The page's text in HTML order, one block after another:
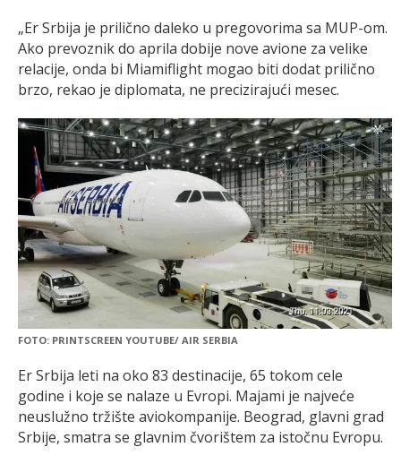
„Er Srbija je prilično daleko u pregovorima sa MUP-om.
Ako prevoznik do aprila dobije nove avione za velike
relacije, onda bi Miamiflight mogao biti dodat prilično
brzo, rekao je diplomata, ne precizirajući mesec.
FOTO: PRINTSCREEN YOUTUBE/ AIR SERBIA
Er Srbija leti na oko 83 destinacije, 65 tokom cele
godine i koje se nalaze u Evropi. Majami je najveće
neuslužno tržište aviokompanije. Beograd, glavni grad
Srbije, smatra se glavnim čvorištem za istočnu Evropu.